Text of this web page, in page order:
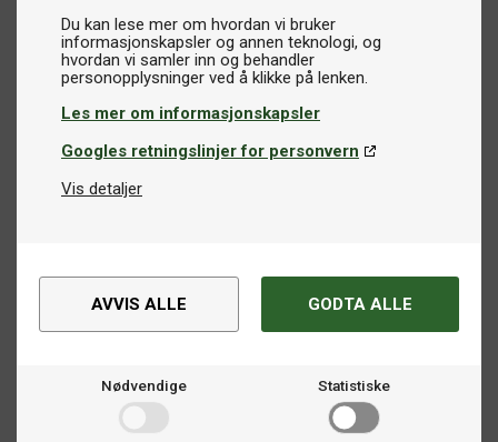
Du kan lese mer om hvordan vi bruker
informasjonskapsler og annen teknologi, og
hvordan vi samler inn og behandler
Les mer om informasjonskapsler
Googles retningslinjer for personvern
Vis detaljer
AVVIS ALLE GODTA ALLE
Nødvendige Statistiske